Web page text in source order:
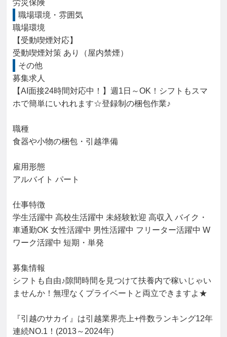
労災保険
職場環境・雰囲気
職場環境
【受動喫煙対応】
受動喫煙対策 あり（屋内禁煙）
その他
募集求人
【AI面接24時間対応中！】週1日～OK！シフトもスマ
ホで簡単にいれれます☆登録制の梱包作業♪
職種
食器や小物の梱包・引越準備
雇用形態
アルバイト パート
仕事特徴
学生活躍中 高校生活躍中 未経験歓迎 高収入 バイク・
車通勤OK 女性活躍中 男性活躍中 フリーター活躍中 W
ワーク活躍中 短期・単発
募集情報
シフトも自由♪隙間時間を見つけて扶養内で稼いじゃい
ませんか！無理なくプライベートと両立できますよ★
『引越のサカイ』は引越業界売上+件数ランキング12年
連続NO.1！(2013～2024年)